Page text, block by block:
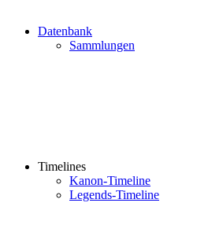
Datenbank
Sammlungen
Timelines
Kanon-Timeline
Legends-Timeline